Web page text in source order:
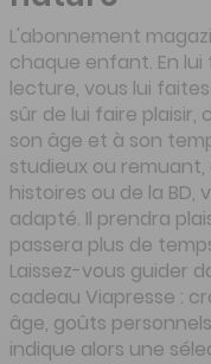
L'abonnement
chaque enfant. En
lecture, vous lui
sûr de lui faire plaisir,
son âge et à son
studieux ou
histoires ou de la
adapté. Il prendra
passera plus de
Laissez-vous guider
cadeau Viapresse :
âge, goûts
indique alors une